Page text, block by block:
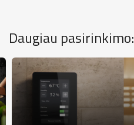
Daugiau pasirinkimo: